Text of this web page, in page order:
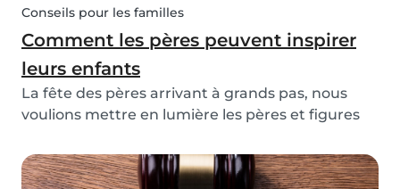
Conseils pour les familles
Comment les pères peuvent inspirer
leurs enfants
La fête des pères arrivant à grands pas, nous
voulions mettre en lumière les pères et figures
notre communauté. Chaque famille est
différente, certains enfants grandissent avec un